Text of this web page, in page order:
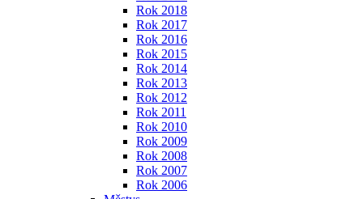
Rok 2018
Rok 2017
Rok 2016
Rok 2015
Rok 2014
Rok 2013
Rok 2012
Rok 2011
Rok 2010
Rok 2009
Rok 2008
Rok 2007
Rok 2006